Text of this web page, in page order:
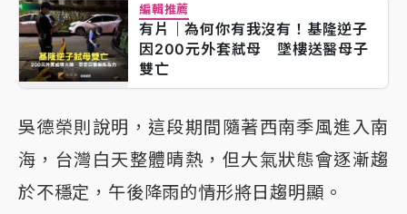
編輯推薦
有片｜為何你有我沒有！基隆逆子
因200元外套弒母 墜樓送醫母子
雙亡
吳德榮則說明，這段期間隨著西南季風進入南
海，台灣白天整體晴熱，但大氣狀態會逐漸趨
於不穩定，午後降雨的情形將日趨明顯。